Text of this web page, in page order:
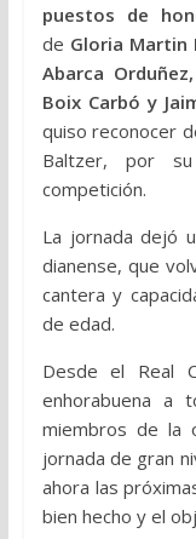
puestos de
de Gloria Martin
Abarca
Boix Carbó y
quiso reconocer
Baltzer, por
competición.
La jornada dejó
dianense, que
cantera y
de edad.
Desde el Real
enhorabuena a
miembros de la
jornada de gran
ahora las
bien hecho y el